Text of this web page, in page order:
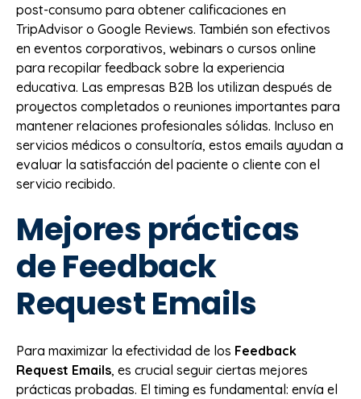
post-consumo para obtener calificaciones en
TripAdvisor o Google Reviews. También son efectivos
en eventos corporativos, webinars o cursos online
para recopilar feedback sobre la experiencia
educativa. Las empresas B2B los utilizan después de
proyectos completados o reuniones importantes para
mantener relaciones profesionales sólidas. Incluso en
servicios médicos o consultoría, estos emails ayudan a
evaluar la satisfacción del paciente o cliente con el
servicio recibido.
Mejores prácticas
de Feedback
Request Emails
Para maximizar la efectividad de los Feedback
Request Emails, es crucial seguir ciertas mejores
prácticas probadas. El timing es fundamental: envía el